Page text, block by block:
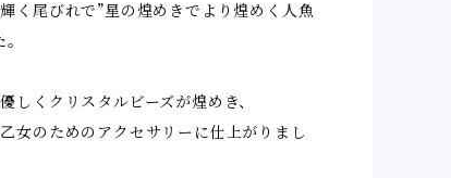
く尾びれで”星の煌めきでより煌めく人魚
しくクリスタルビーズが煌めき、
女のためのアクセサリーに仕上がりまし